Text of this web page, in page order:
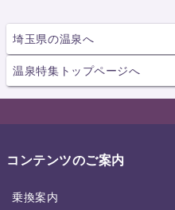
埼玉県の温泉へ
温泉特集トップページへ
コンテンツのご案内
乗換案内